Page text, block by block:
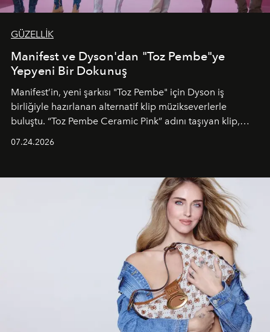
GÜZELLİK
Manifest ve Dyson'dan "Toz Pembe"ye
Yepyeni Bir Dokunuş
Manifest’in, yeni şarkısı "Toz Pembe" için Dyson iş
birliğiyle hazırlanan alternatif klip müzikseverlerle
buluştu. “Toz Pembe Ceramic Pink” adını taşıyan klip,
unsurlarından biri olarak öne çıkıyor.
07.24.2026